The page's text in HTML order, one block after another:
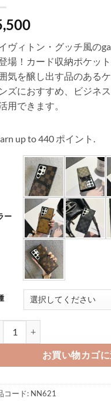
ヴィトン・グッチ風の
場！カード収納ポケッ
気を醸し出す品のある
ズにおすすめ、ビジネ
用できます。
up to 440 ポイント.
ー
お買い物カゴ
コード: NN621